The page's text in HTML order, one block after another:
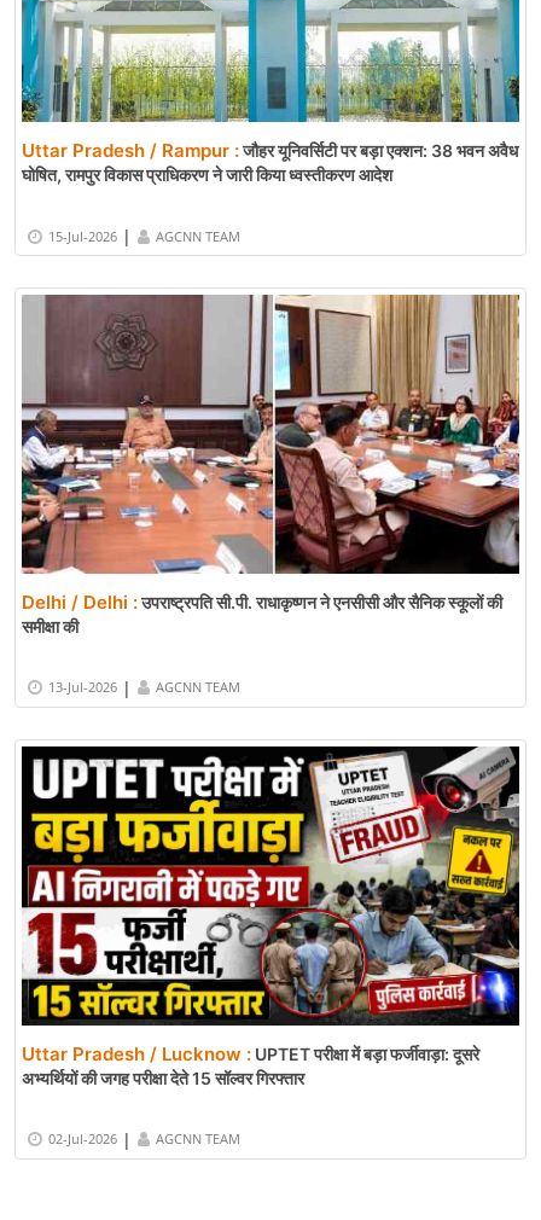
Uttar Pradesh / Rampur :जौहर यूनिवर्सिटी पर बड़ा एक्शन: 38 भवन अवैध
घोषित, रामपुर विकास प्राधिकरण ने जारी किया ध्वस्तीकरण आदेश
15-Jul-2026 | AGCNN TEAM
Delhi / Delhi :उपराष्ट्रपति सी.पी. राधाकृष्णन ने एनसीसी और सैनिक स्कूलों की
समीक्षा की
13-Jul-2026 | AGCNN TEAM
Uttar Pradesh / Lucknow : UPTET परीक्षा में बड़ा फर्जीवाड़ा: दूसरे
अभ्यर्थियों की जगह परीक्षा देते 15 सॉल्वर गिरफ्तार
02-Jul-2026 | AGCNN TEAM